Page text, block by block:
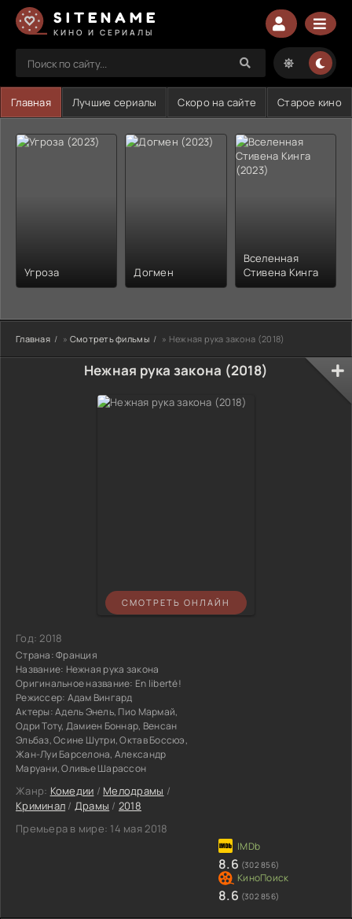
SITENAME
КИНО И СЕРИАЛЫ
Главная Лучшие сериалы Скоро на сайте Старое кино
Угроза Догмен
Вселенная
Стивена Кинга
Главная » Смотреть фильмы » Нежная рука закона (2018)
Нежная рука закона (2018)
СМОТРЕТЬ ОНЛАЙН
Год:2018
Страна:Франция
Название: Нежная рука закона
Оригинальное название: En liberté!
Режиссер: Адам Вингард
Актеры:Адель Энель, Пио Мармай,
Одри Тоту, Дамиен Боннар, Венсан
Эльбаз, Осине Шутри, Октав Боссюэ,
Жан-Луи Барселона, Александр
Маруани, Оливье Шарассон
Жанр: Комедии / Мелодрамы /
Криминал / Драмы / 2018
Премьера в мире: 14 мая 2018
8.6 (302 856)
8.6 (302 856)